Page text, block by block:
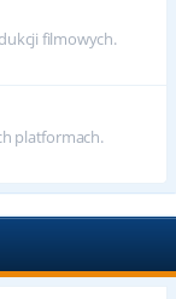
filmowych.
platformach.